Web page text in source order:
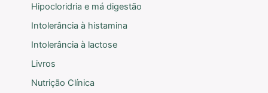
Hipocloridria e má digestão
Intolerância à histamina
Intolerância à lactose
Livros
Nutrição Clínica